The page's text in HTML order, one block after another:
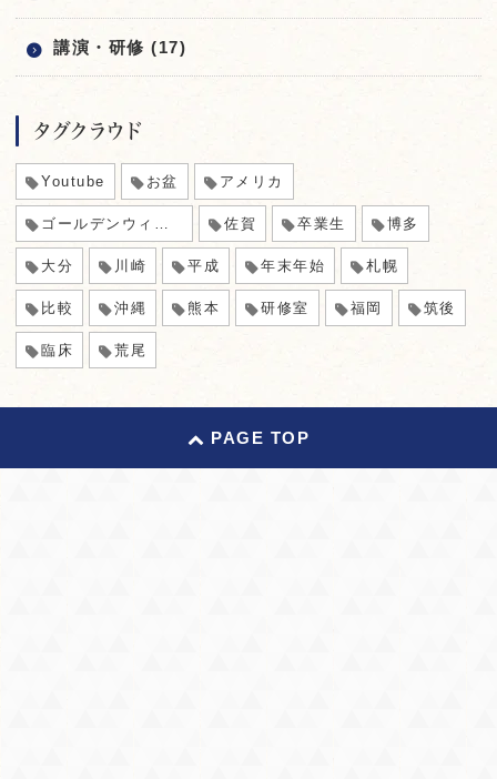
講演・研修 (17)
タグクラウド
Youtube お盆 アメリカ
ゴールデンウィーク 佐賀 卒業生 博多
大分 川崎 平成 年末年始 札幌
比較 沖縄 熊本 研修室 福岡 筑後
臨床 荒尾
PAGE TOP